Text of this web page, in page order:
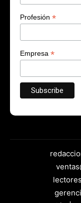
Profesión *
Empresa *